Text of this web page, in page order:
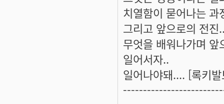
치열함이 묻어나는 과
그리고 앞으로의 전진
무엇을 배워나가며
일어서자..
일어나야돼.... [록키